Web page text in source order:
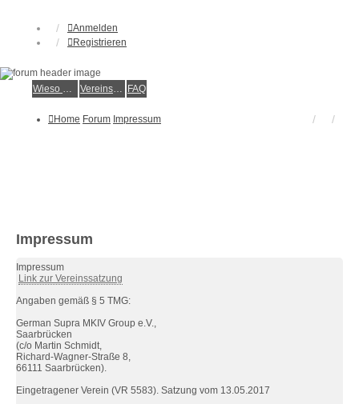
Anmelden
Registrieren
Wieso der e.V.? Vereinsmitglied werden FAQ
Home Forum Impressum
Impressum
Impressum
Link zur Vereinssatzung
Angaben gemäß § 5 TMG:
German Supra MKIV Group e.V.,
Saarbrücken
(c/o Martin Schmidt,
Richard-Wagner-Straße 8,
66111 Saarbrücken).
Eingetragener Verein (VR 5583). Satzung vom 13.05.2017